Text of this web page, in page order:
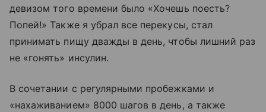
девизом того времени было «Хочешь поесть?
Попей!» Также я убрал все перекусы, стал
принимать пищу дважды в день, чтобы лишний раз
не «гонять» инсулин.
В сочетании с регулярными пробежками и
«нахаживанием» 8000 шагов в день, а также